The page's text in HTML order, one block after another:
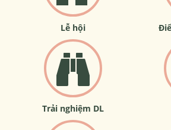
Lễ hội
Trải nghiệm DL